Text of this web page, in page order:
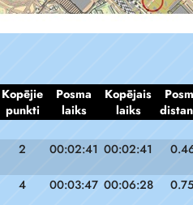
Kopējie
punkti
Posma
laiks
Kopējais
laiks
2 00:02:41 00:02:41
4 00:03:47 00:06:28